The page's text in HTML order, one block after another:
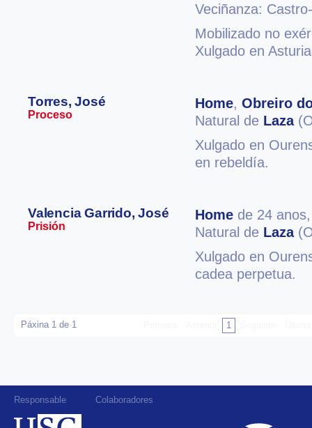
Veciñanza:
Mobilizado no
Xulgado en
Torres, José
Proceso
Home, Obreiro
Natural de Laza
Xulgado en
en rebeldía.
Valencia Garrido, José
Prisión
Home de 24
Natural de Laza
Xulgado en
cadea perpetua.
Páxina 1 de 1 1
Responsable Colaboradores